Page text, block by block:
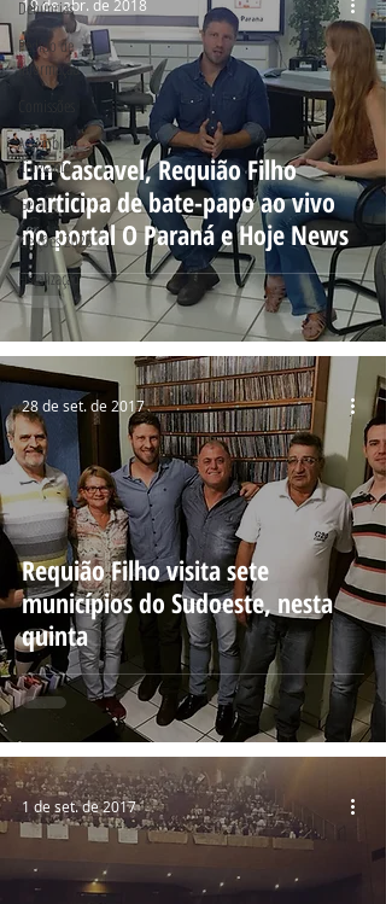
Denúncias
Pedido de
Informação
Comissões
Assembleia
Itinerante
Geral
Eleições 2026
Fiscalização
Em Cascavel, Requião Filho
participa de bate-papo ao vivo
no portal O Paraná e Hoje News
19 de abr. de 2018
Requião Filho visita sete
municípios do Sudoeste, nesta
quinta
28 de set. de 2017
1 de set. de 2017